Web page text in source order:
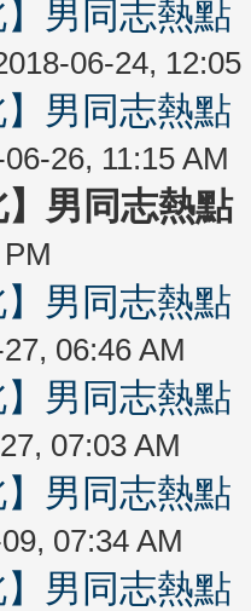
】男同志熱
06-24, 12:05
】男同志熱
26, 11:15 AM
】男同志熱
】男同志熱
06:46 AM
】男同志熱
07:03 AM
】男同志熱
07:34 AM
】男同志熱